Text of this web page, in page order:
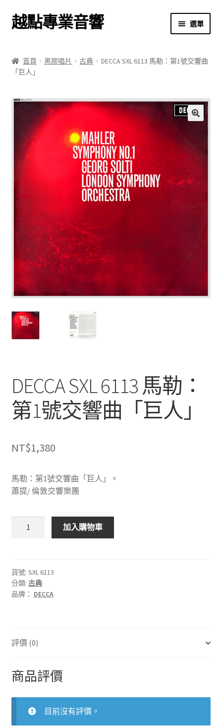
跳
至
覽
列
跳
至
要
內
越點專業音響 選單
商店
關於我們
我的帳號
結帳
首頁 黑膠唱片 古典
DECCA SXL 6113 馬勒：第1號交響曲
「巨人」
DECCA SXL 6113 馬勒：
第1號交響曲「巨人」
NT$1,380
馬勒：第1號交響曲「巨人」。
蕭提/ 倫敦交響樂團
勒：
第
1
曲
人」
數
量
加入購物車
貨號: SXL 6113
分類: 古典
品牌： DECCA
評價 (0)
商品評價
目前沒有評價。